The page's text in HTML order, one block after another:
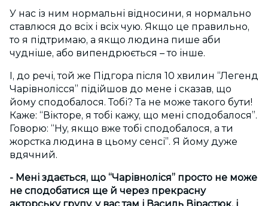
У нас із ним нормальні відносини, я нормально
ставлюся до всіх і всіх чую. Якщо це правильно,
то я підтримаю, а якщо людина пише аби
чудніше, або випендрюється – то інше.
І, до речі, той же Підгора після 10 хвилин “Легенд
Чарівнолісся” підійшов до мене і сказав, що
йому сподобалося. Тобі? Та не може такого бути!
Каже: “Вікторе, я тобі кажу, що мені сподобалося”.
Говорю: “Ну, якщо вже тобі сподобалося, а ти
жорстка людина в цьому сенсі”. Я йому дуже
вдячний.
- Мені здається, що “Чарівноліся” просто не може
не сподобатися ще й через прекрасну